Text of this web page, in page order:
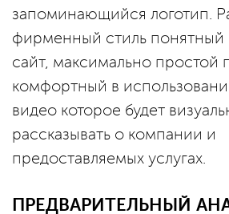
запоминающийся логотип.
фирменный стиль понятный
сайт, максимально простой
комфортный в
видео которое будет
рассказывать о компании и
предоставляемых услугах.
ПРЕДВАРИТЕЛЬНЫЙ